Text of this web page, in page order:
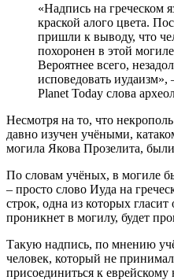
«Надпись на греческом
краской алого цвета.
пришли к выводу, что
похоронен в этой
Вероятнее всего,
исповедовать
Planet Today слова
Несмотря на то, что
давно изучен учёными,
могила Якова Прозелита,
По словам учёных, в могиле
– просто слово Иуда на
строк, одна из которых
проникнет в могилу, будет
Такую надпись, по мнению
человек, который не
присоединиться к еврейскому